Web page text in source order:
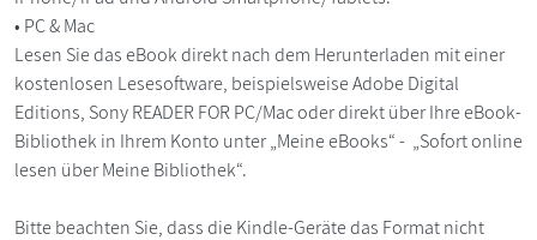
• PC & Mac
Lesen Sie das eBook direkt nach dem Herunterladen mit einer
kostenlosen Lesesoftware, beispielsweise Adobe Digital
Editions, Sony READER FOR PC/Mac oder direkt über Ihre eBook-
Bibliothek in Ihrem Konto unter „Meine eBooks“ - „Sofort online
lesen über Meine Bibliothek“.
Bitte beachten Sie, dass die Kindle-Geräte das Format nicht